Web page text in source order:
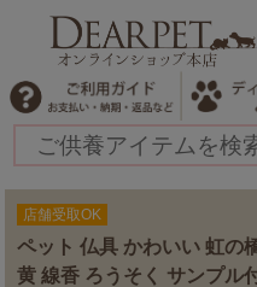
店舗受取OK
ペット 仏具 かわいい 虹の
黄 線香 ろうそく サンプル